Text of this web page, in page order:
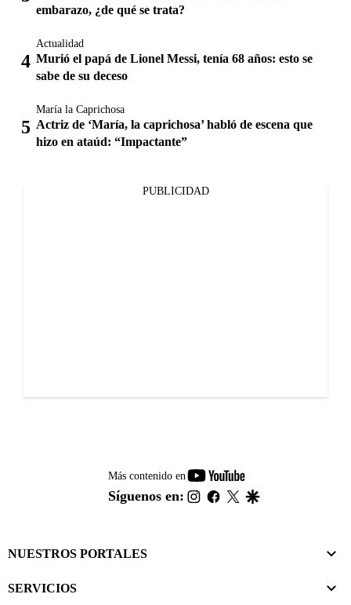
embarazo, ¿de qué se trata?
Actualidad
Murió el papá de Lionel Messi, tenía 68 años: esto se
sabe de su deceso
María la Caprichosa
Actriz de ‘María, la caprichosa’ habló de escena que
hizo en ataúd: “Impactante”
PUBLICIDAD
Más contenido en
youtube-
footer
Síguenos en: instagram
facebook
twitter
NUESTROS PORTALES
SERVICIOS